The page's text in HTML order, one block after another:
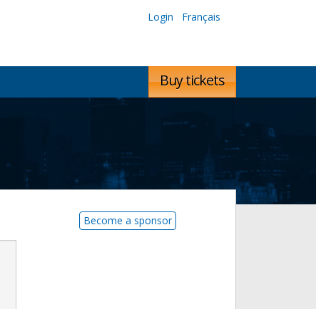
Login Français
Buy tickets
Become a sponsor